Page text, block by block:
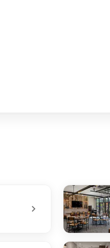
undefined